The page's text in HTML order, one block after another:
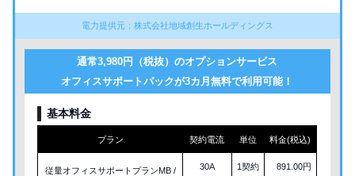
電力提供元：株式会社地域創生ホールディングス
通常3,980円（税抜）のオプションサービス
オフィスサポートパックが3カ月無料で利用可能！
基本料金
プラン 契約電流 単位 料金(税込)
従量オフィスサポートプランMB /
30A 1契約 891.00円